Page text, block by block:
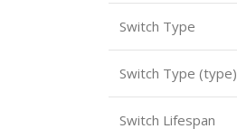
Switch Type
Switch Type (type)
Switch Lifespan